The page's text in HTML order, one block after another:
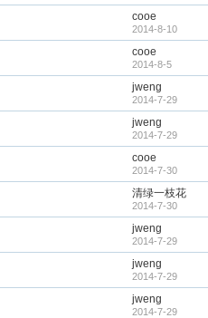
cooe
2014-8-10
cooe
2014-8-5
jweng
2014-7-29
jweng
2014-7-29
cooe
2014-7-30
清绿一枝花
2014-7-30
jweng
2014-7-29
jweng
2014-7-29
jweng
2014-7-29